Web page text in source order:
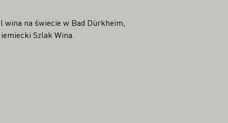
na świecie w Bad Dürkheim,
Szlak Wina.